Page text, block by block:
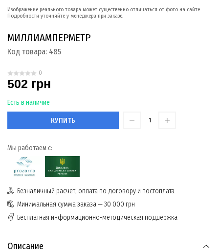
Изображение реального товара может существенно отличаться от фото на сайте.
Подробности уточняйте у менеджера при заказе.
МИЛЛИАМПЕРМЕТР
Код товара: 485
0
502 грн
Есть в наличие
КУПИТЬ
Мы работаем с:
Безналичный расчет, оплата по договору и постоплата
Минимальная сумма заказа — 30 000 грн
Бесплатная информационно-методическая поддержка
Описание